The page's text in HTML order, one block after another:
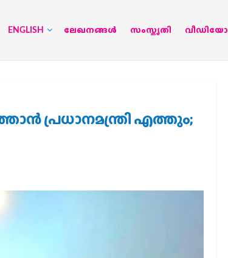
ENGLISH ലേഖനങ്ങള്‍ സംസ്കൃതി വീഡിയോ
പ്രധാനമന്ത്രി എത്തും;